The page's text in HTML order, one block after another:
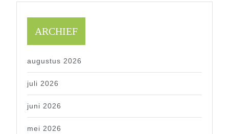
ARCHIEF
augustus 2026
juli 2026
juni 2026
mei 2026